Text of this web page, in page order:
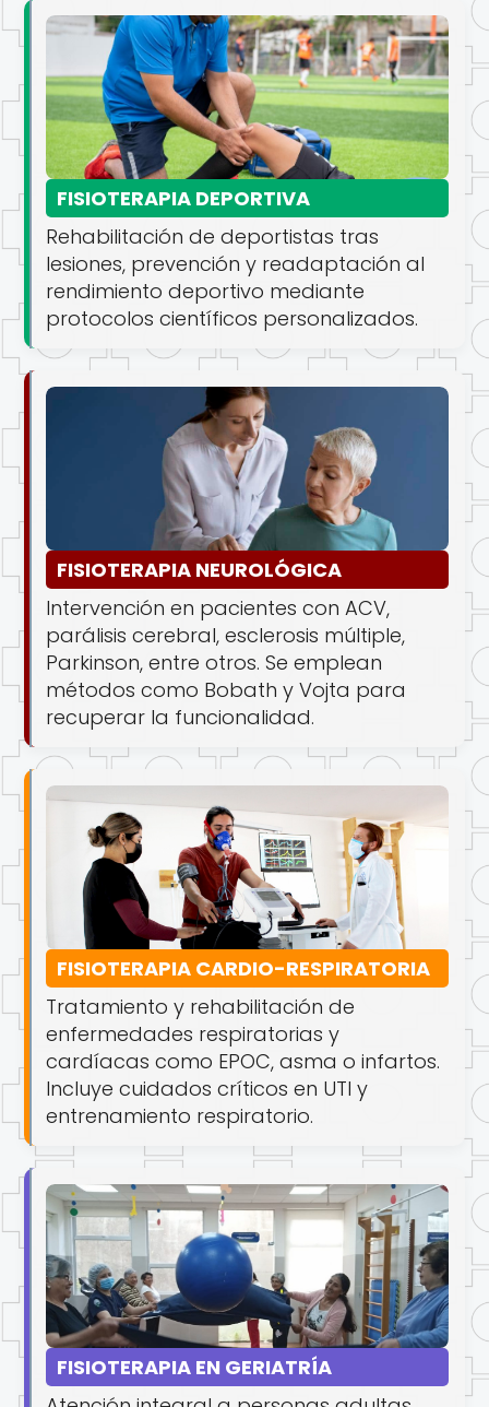
FISIOTERAPIA DEPORTIVA
Rehabilitación de deportistas tras
lesiones, prevención y readaptación al
rendimiento deportivo mediante
protocolos científicos personalizados.
FISIOTERAPIA NEUROLÓGICA
Intervención en pacientes con ACV,
parálisis cerebral, esclerosis múltiple,
Parkinson, entre otros. Se emplean
métodos como Bobath y Vojta para
recuperar la funcionalidad.
FISIOTERAPIA CARDIO-RESPIRATORIA
Tratamiento y rehabilitación de
enfermedades respiratorias y
cardíacas como EPOC, asma o infartos.
Incluye cuidados críticos en UTI y
entrenamiento respiratorio.
FISIOTERAPIA EN GERIATRÍA